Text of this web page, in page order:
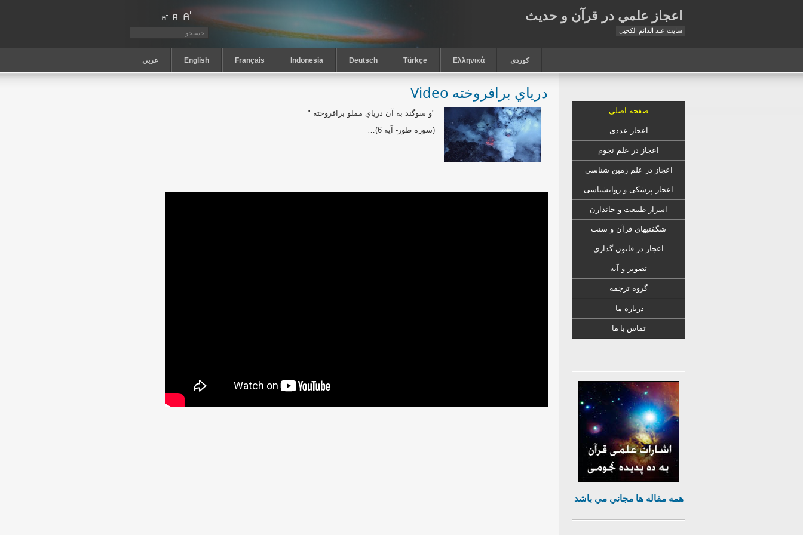
اعجاز علمي در قرآن و حديث
سايت عبد الدائم الكحيل
عربي English Français Indonesia Deutsch Türkçe Ελληνικά كوردى
درياي برافروخته Video
"و سوگند به آن درياي مملو برافروخته‏ "
(سوره طور- آيه 6 )…
صفحه اصلي
اعجاز عددی
اعجاز در علم نجوم
اعجاز در علم زمين شناسى
اعجاز پزشکی و روانشناسى
اسرار طبیعت و جاندارن
شگفتيهاي قرآن و سنت
اعجاز در قانون گذارى
تصویر و آیه
گروه ترجمه
درباره ما
تماس با ما
همه مقاله ها مجاني مي باشد